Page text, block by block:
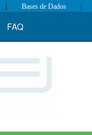
| Bases de Dados |
FAQ